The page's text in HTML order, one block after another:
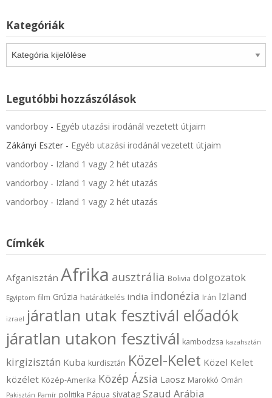
Kategóriák
Kategóriák
Legutóbbi hozzászólások
vandorboy - Egyéb utazási irodánál vezetett útjaim
Zákányi Eszter - Egyéb utazási irodánál vezetett útjaim
vandorboy - Izland 1 vagy 2 hét utazás
vandorboy - Izland 1 vagy 2 hét utazás
vandorboy - Izland 1 vagy 2 hét utazás
Címkék
Afganisztán Afrika ausztrália Bolivia dolgozatok
Egyiptom film Grúzia határátkelés india indonézia Irán Izland
izrael járatlan utak fesztivál előadók
járatlan utakon fesztivál kambodzsa kazahsztán
kirgizisztán Kuba kurdisztán Közel-Kelet Közel Kelet
közélet Közép-Amerika Közép Ázsia Laosz Marokkó Omán
Pakisztán Pamír politika Pápua sivatag Szaud Arábia